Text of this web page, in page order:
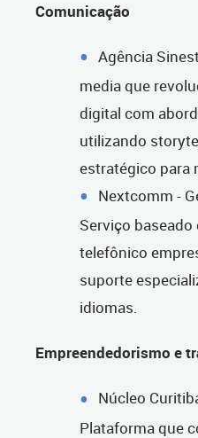
Comunicação
Agência
media que
digital com
utilizando
estratégico para
Nextcomm -
Serviço
telefônico
suporte
idiomas.
Empreendedorismo e
Núcleo
Plataforma que